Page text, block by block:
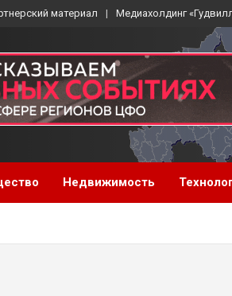
материал Медиахолдинг
Недвижимость